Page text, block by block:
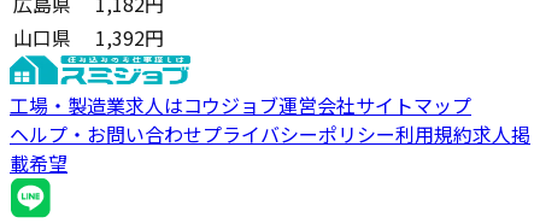
山口県
1,392円
工場・製造業求人はコウジョブ運営会社サイトマップ
ヘルプ・お問い合わせプライバシーポリシー利用規約求人掲
載希望